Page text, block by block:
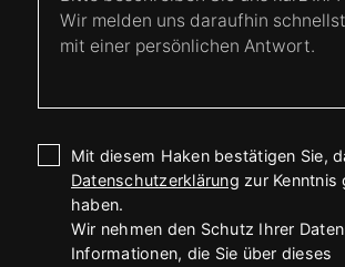
Mit diesem Haken bestätigen Sie,
Datenschutzerklärung zur Kenntnis
haben.
Wir nehmen den Schutz Ihrer
Informationen, die Sie über dieses